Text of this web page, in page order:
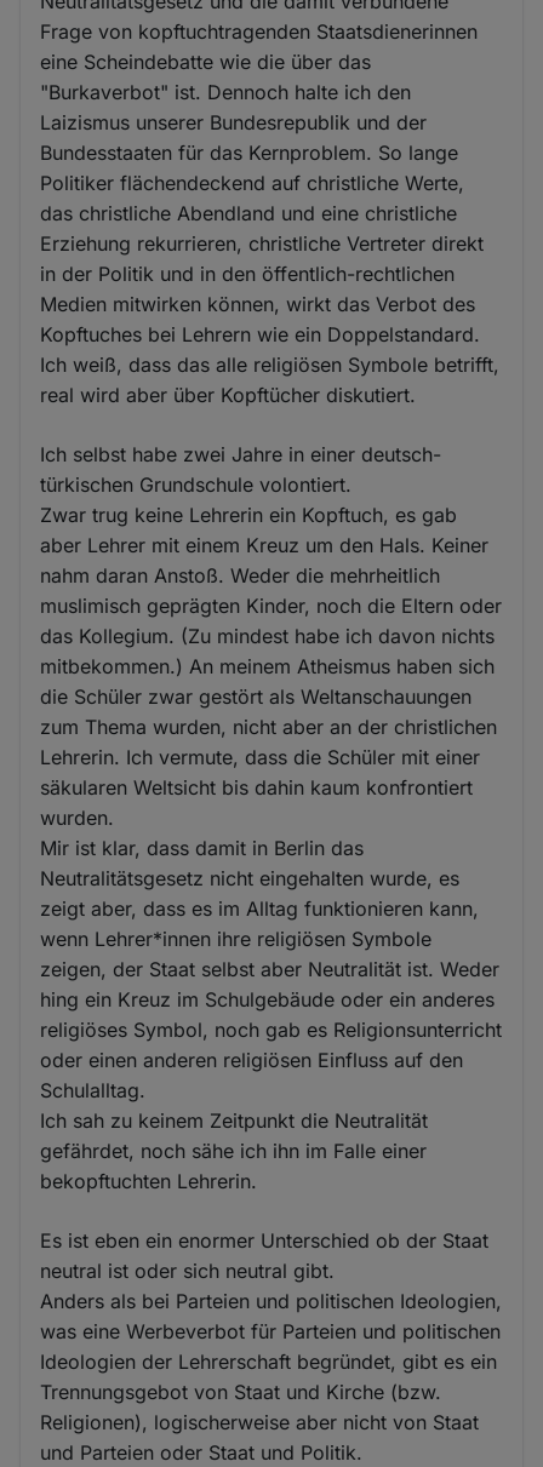
Frage von kopftuchtragenden Staatsdienerinnen
eine Scheindebatte wie die über das
"Burkaverbot" ist. Dennoch halte ich den
Laizismus unserer Bundesrepublik und der
Bundesstaaten für das Kernproblem. So lange
Politiker flächendeckend auf christliche Werte,
das christliche Abendland und eine christliche
Erziehung rekurrieren, christliche Vertreter direkt
in der Politik und in den öffentlich-rechtlichen
Medien mitwirken können, wirkt das Verbot des
Kopftuches bei Lehrern wie ein Doppelstandard.
Ich weiß, dass das alle religiösen Symbole betrifft,
real wird aber über Kopftücher diskutiert.
Ich selbst habe zwei Jahre in einer deutsch-
türkischen Grundschule volontiert.
Zwar trug keine Lehrerin ein Kopftuch, es gab
aber Lehrer mit einem Kreuz um den Hals. Keiner
nahm daran Anstoß. Weder die mehrheitlich
muslimisch geprägten Kinder, noch die Eltern oder
das Kollegium. (Zu mindest habe ich davon nichts
mitbekommen.) An meinem Atheismus haben sich
die Schüler zwar gestört als Weltanschauungen
zum Thema wurden, nicht aber an der christlichen
Lehrerin. Ich vermute, dass die Schüler mit einer
säkularen Weltsicht bis dahin kaum konfrontiert
wurden.
Mir ist klar, dass damit in Berlin das
Neutralitätsgesetz nicht eingehalten wurde, es
zeigt aber, dass es im Alltag funktionieren kann,
wenn Lehrer*innen ihre religiösen Symbole
zeigen, der Staat selbst aber Neutralität ist. Weder
hing ein Kreuz im Schulgebäude oder ein anderes
religiöses Symbol, noch gab es Religionsunterricht
oder einen anderen religiösen Einfluss auf den
Schulalltag.
Ich sah zu keinem Zeitpunkt die Neutralität
gefährdet, noch sähe ich ihn im Falle einer
bekopftuchten Lehrerin.
Es ist eben ein enormer Unterschied ob der Staat
neutral ist oder sich neutral gibt.
Anders als bei Parteien und politischen Ideologien,
was eine Werbeverbot für Parteien und politischen
Ideologien der Lehrerschaft begründet, gibt es ein
Trennungsgebot von Staat und Kirche (bzw.
Religionen), logischerweise aber nicht von Staat
und Parteien oder Staat und Politik.